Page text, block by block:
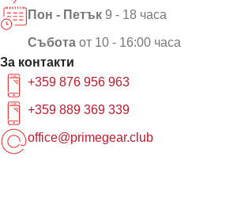
Пон - Петък 9 - 18 часа
Събота от 10 - 16:00 часа
За контакти
+359 876 956 963
+359 889 369 339
office@primegear.club